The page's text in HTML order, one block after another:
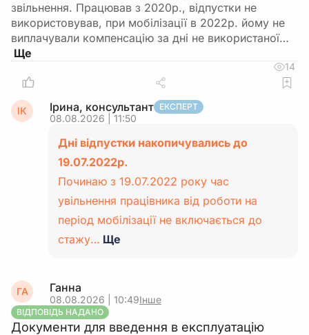
звільнення. Працював з 2020р., відпустки не
використовував, при мобілізації в 2022р. йому не
виплачували компенсацію за дні не використаної…
14
ІК Ірина, консультант ЕКСПЕРТ
08.08.2026 | 11:50
Дні відпустки накопичувались до
19.07.2022р.
Починаю з 19.07.2022 року час
увільнення працівника від роботи на
період мобілізації не включається до
стажу… Ще
ГА Ганна
08.08.2026 | 10:49Інше
ВІДПОВІДЬ НАДАНО
Документи для введення в експлуатацію